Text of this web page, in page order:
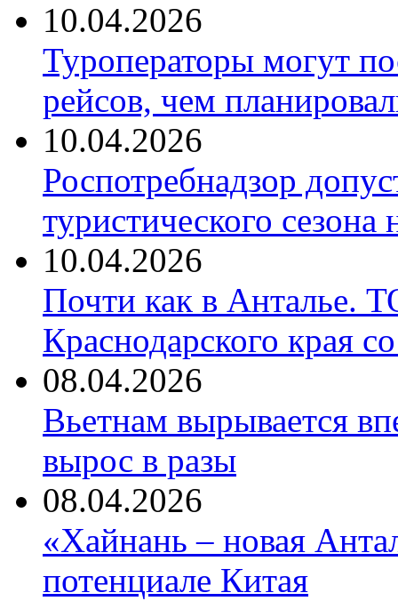
10.04.2026
Туроператоры могут
рейсов, чем
10.04.2026
Роспотребнадзор
туристического
10.04.2026
Почти как в Анталье.
Краснодарского края
08.04.2026
Вьетнам вырывается
вырос в разы
08.04.2026
«Хайнань – новая
потенциале Китая